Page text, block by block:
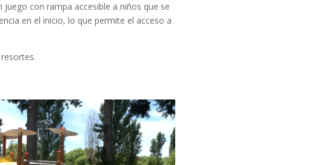
juego con rampa accesible a niños que se
en el inicio, lo que permite el acceso a